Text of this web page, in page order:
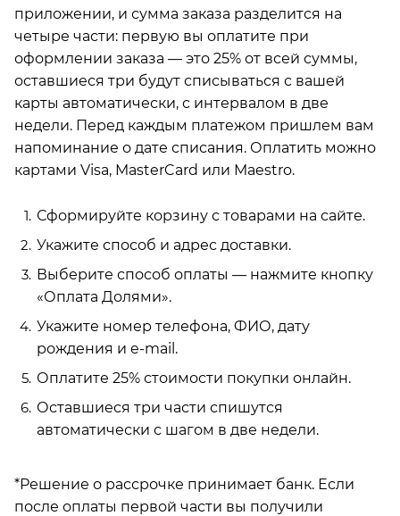
приложении, и сумма заказа разделится на
четыре части: первую вы оплатите при
оформлении заказа — это 25% от всей суммы,
оставшиеся три будут списываться с вашей
карты автоматически, с интервалом в две
недели. Перед каждым платежом пришлем вам
напоминание о дате списания. Оплатить можно
картами Visa, MasterCard или Maestro.
Сформируйте корзину с товарами на сайте.
Укажите способ и адрес доставки.
Выберите способ оплаты — нажмите кнопку
«Оплата Долями».
Укажите номер телефона, ФИО, дату
рождения и e-mail.
Оплатите 25% стоимости покупки онлайн.
Оставшиеся три части спишутся
автоматически с шагом в две недели.
*Решение о рассрочке принимает банк. Если
после оплаты первой части вы получили